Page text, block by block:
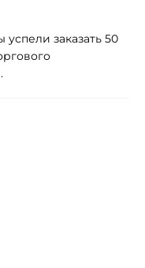
заказать 50